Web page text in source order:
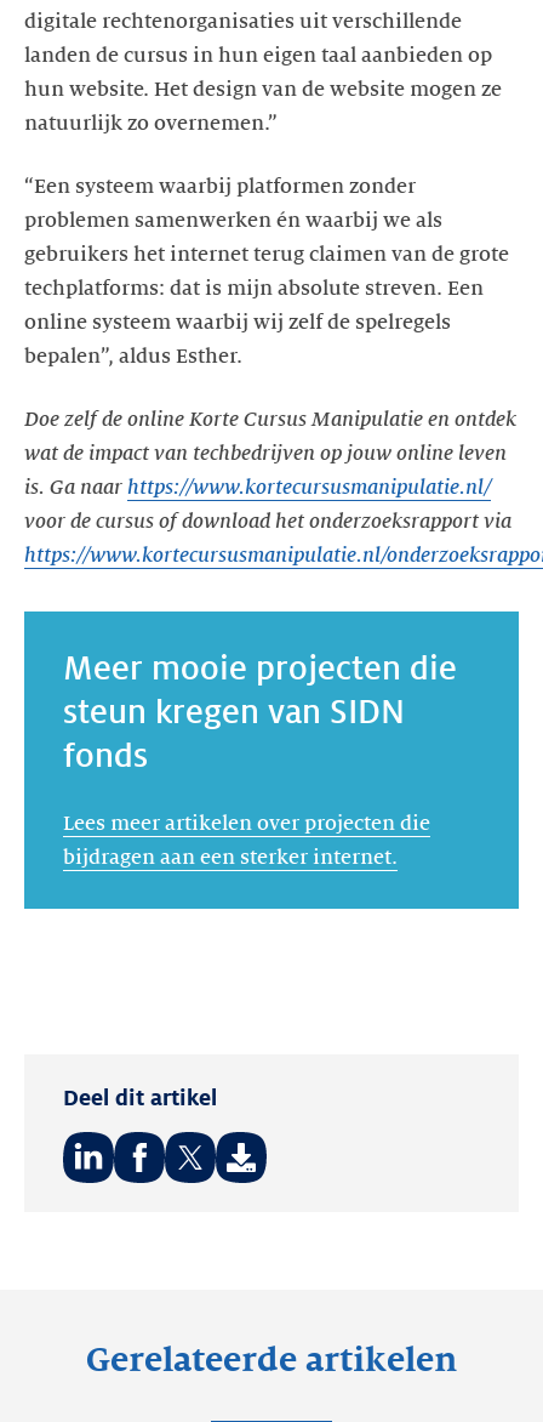
digitale rechtenorganisaties uit verschillende
landen de cursus in hun eigen taal aanbieden op
hun website. Het design van de website mogen ze
“Een systeem waarbij platformen zonder
problemen samenwerken én waarbij we als
gebruikers het internet terug claimen van de grote
techplatforms: dat is mijn absolute streven. Een
online systeem waarbij wij zelf de spelregels
Doe zelf de online Korte Cursus Manipulatie en ontdek
wat de impact van techbedrijven op jouw online leven
is. Ga naar https://www.kortecursusmanipulatie.nl/
voor de cursus of download het onderzoeksrapport via
https://www.kortecursusmanipulatie.nl/
Meer mooie projecten die
steun kregen van SIDN
fonds
Lees meer artikelen over projecten die
bijdragen aan een sterker internet.
Deel dit artikel
Gerelateerde artikelen